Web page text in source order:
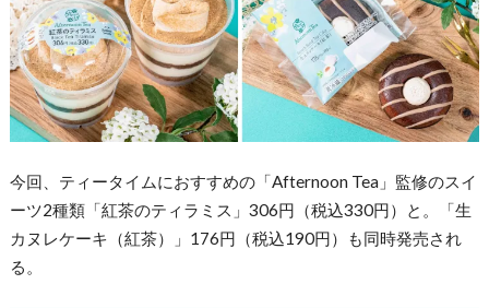
今回、ティータイムにおすすめの「Afternoon Tea」監修のスイ
ーツ2種類「紅茶のティラミス」306円（税込330円）と。「生
カヌレケーキ（紅茶）」176円（税込190円）も同時発売され
る。